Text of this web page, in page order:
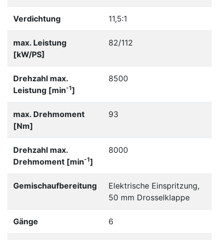
Verdichtung 11,5:1
max. Leistung
[kW/PS]
82/112
Drehzahl max.
Leistung [min-1]
8500
max. Drehmoment
[Nm]
93
Drehzahl max.
Drehmoment [min-1]
8000
Gemischaufbereitung
Elektrische Einspritzung,
50 mm Drosselklappe
Gänge 6